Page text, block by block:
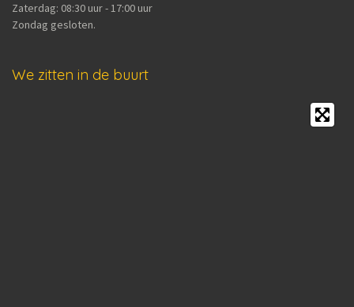
Zaterdag: 08:30 uur - 17:00 uur
Zondag gesloten.
We zitten in de buurt